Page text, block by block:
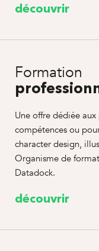
découvrir
Formation
Une offre dédiée
compétences ou
character design,
Organisme de
Datadock.
découvrir